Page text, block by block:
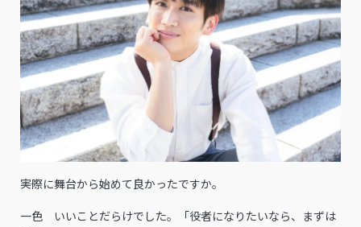
――実際に舞台から始めて良かったですか。
一色 いいことだらけでした。「役者になりたいなら、まずは